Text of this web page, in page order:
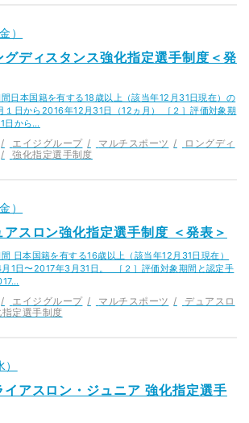
）
ディスタンス強化指定選手制度＜発
間日本国籍を有する18歳以上（該当年12月31日現在）の
日から2016年12月31日（12ヵ月） ［２］評価対象期
日から…
エイジグループ マルチスポーツ
ロングディ
強化指定選手制度
）
スロン強化指定選手制度 ＜発表＞
日本国籍を有する16歳以上（該当年12月31日現在）
1日〜2017年3月31日。 ［２］評価対象期間と認定手
エイジグループ マルチスポーツ
デュアスロ
指定選手制度
アスロン・ジュニア 強化指定選手